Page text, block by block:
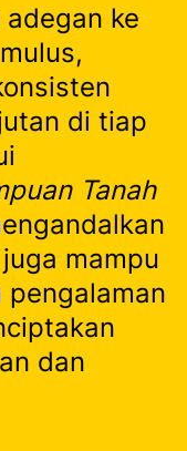
ke
di tiap
Tanah
mampu
dan